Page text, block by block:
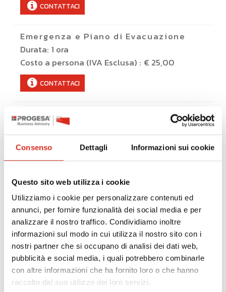
Consenso Dettagli Informazioni sui cookie
Questo sito web utilizza i cookie
Utilizziamo i cookie per personalizzare contenuti ed
annunci, per fornire funzionalità dei social media e per
analizzare il nostro traffico. Condividiamo inoltre
informazioni sul modo in cui utilizza il nostro sito con i
nostri partner che si occupano di analisi dei dati web,
pubblicità e social media, i quali potrebbero combinarle
con altre informazioni che ha fornito loro o che hanno
raccolto dal suo utilizzo dei loro servizi.
CONTATTACI
Emergenza e Piano di Evacuazione
Durata: 1 ora
Costo a persona (IVA Esclusa) : € 25,00
CONTATTACI
Ergonomia e videoterminali
Durata: 1 ora
CONTATTACI
Durata: 1 ora
Costo a persona (IVA Esclusa) : € 25,00
CONTATTACI
Il procedimento ed il processo penale
Durata: 1 ora